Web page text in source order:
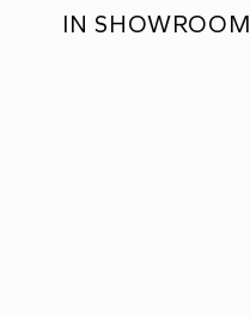
IN SHOWROOM